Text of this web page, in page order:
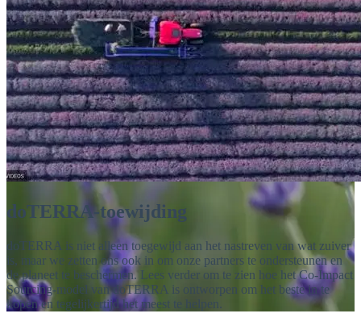
doTERRA-toewijding
doTERRA is niet alleen toegewijd aan het nastreven van wat zuiver
is, maar we zetten ons ook in om onze partners te ondersteunen en
de planeet te beschermen. Lees verder om te zien hoe het Co-Impact
Sourcing-model van doTERRA is ontworpen om het beste in te
kopen en tegelijkertijd het meest te helpen.